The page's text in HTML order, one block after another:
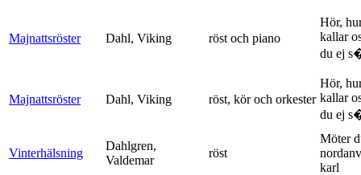
Majnattsröster Dahl, Viking röst och piano
Hör,
kallar
du ej
Majnattsröster Dahl, Viking röst, kör och orkester
Hör,
kallar
du ej
Vinterhälsning
Dahlgren,
Valdemar
röst
Möter
karl